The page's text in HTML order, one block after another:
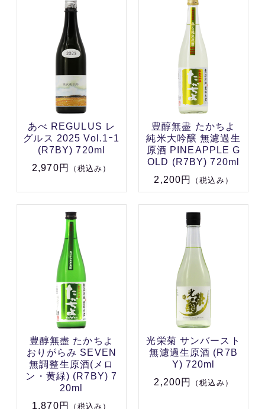
あべ REGULUS レ
グルス 2025 Vol.1ｰ1
(R7BY) 720ml
2,970円
（税込み）
豊醇無盡 たかちよ
純米大吟醸 無濾過生
原酒 PINEAPPLE G
OLD (R7BY) 720ml
2,200円
（税込み）
豊醇無盡 たかちよ
おりがらみ SEVEN
無調整生原酒(メロ
ン・黄緑) (R7BY) 7
20ml
1,870円
（税込み）
光栄菊 サンバースト
無濾過生原酒 (R7B
Y) 720ml
2,200円
（税込み）